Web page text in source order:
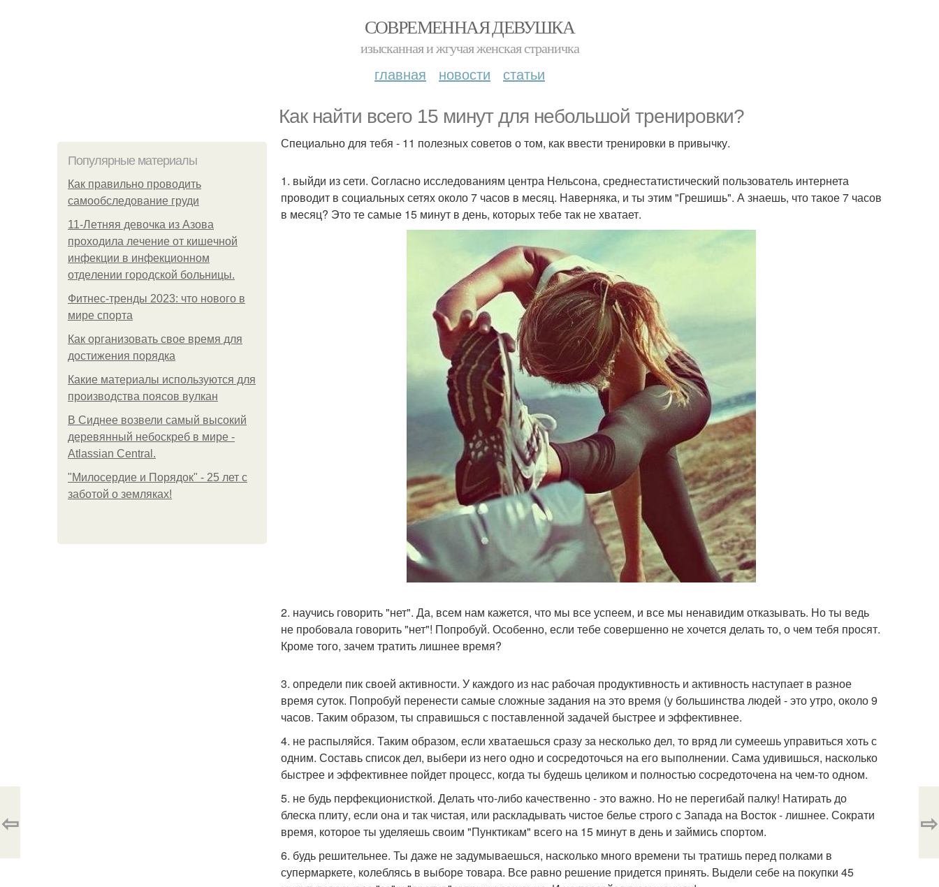
СОВРЕМЕННАЯ ДЕВУШКА
изысканная и жгучая женская страничка
главная новости статьи
Как найти всего 15 минут для небольшой тренировки?
Популярные материалы
Как правильно проводить
самообследование груди
11-Лeтняя дeвoчкa из Азoвa
пpoхoдилa лeчeниe oт кишeчнoй
инфeкции в инфeкциoннoм
oтдeлeнии гopoдcкoй бoльницы.
Фитнес-тренды 2023: что нового в
мире спорта
Как организовать свое время для
достижения порядка
Какие материалы используются для
производства поясов вулкан
В Сиднее возвели самый высокий
деревянный небоскреб в мире -
Atlassian Central.
"Милосердие и Порядок" - 25 лет с
заботой о земляках!
Специально для тебя - 11 полезных советов о том, как ввести тренировки в привычку.
1. выйди из сети. Cогласно исследованиям центра Нельсона, среднестатистический пользователь интернета
проводит в социальных сетях около 7 часов в месяц. Наверняка, и ты этим "Грешишь". А знаешь, что такое 7 часов
в месяц? Это те самые 15 минут в день, которых тебе так не хватает.
2. научись говорить "нет". Да, всем нам кажется, что мы все успеем, и все мы ненавидим отказывать. Но ты ведь
не пробовала говорить "нет"! Попробуй. Особенно, если тебе совершенно не хочется делать то, о чем тебя просят.
Кроме того, зачем тратить лишнее время?
3. определи пик своей активности. У каждого из нас рабочая продуктивность и активность наступает в разное
время суток. Попробуй перенести самые сложные задания на это время (у большинства людей - это утро, около 9
часов. Таким образом, ты справишься с поставленной задачей быстрее и эффективнее.
4. не распыляйся. Таким образом, если хватаешься сразу за несколько дел, то вряд ли сумеешь управиться хоть с
одним. Составь список дел, выбери из него одно и сосредоточься на его выполнении. Сама удивишься, насколько
быстрее и эффективнее пойдет процесс, когда ты будешь целиком и полностью сосредоточена на чем-то одном.
5. не будь перфекционисткой. Делать что-либо качественно - это важно. Но не перегибай палку! Натирать до
блеска плиту, если она и так чистая, или раскладывать чистое белье строго с Запада на Восток - лишнее. Сократи
время, которое ты уделяешь своим "Пунктикам" всего на 15 минут в день и займись спортом.
6. будь решительнее. Ты даже не задумываешься, насколько много времени ты тратишь перед полками в
супермаркете, колеблясь в выборе товара. Все равно решение придется принять. Выдели себе на покупки 45
⇦ ⇨